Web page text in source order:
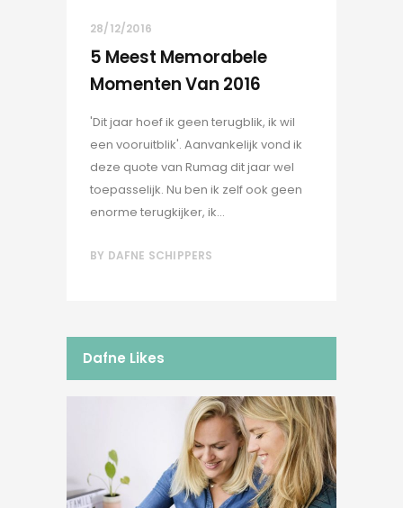
28/12/2016
5 Meest Memorabele
Momenten Van 2016
'Dit jaar hoef ik geen terugblik, ik wil
een vooruitblik'. Aanvankelijk vond ik
deze quote van Rumag dit jaar wel
toepasselijk. Nu ben ik zelf ook geen
enorme terugkijker, ik...
BY DAFNE SCHIPPERS
Dafne Likes